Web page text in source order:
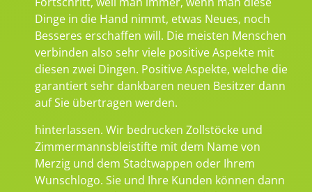
Dinge in die Hand nimmt, etwas Neues, noch
Besseres erschaffen will. Die meisten Menschen
verbinden also sehr viele positive Aspekte mit
diesen zwei Dingen. Positive Aspekte, welche die
garantiert sehr dankbaren neuen Besitzer dann
auf Sie übertragen werden.
hinterlassen. Wir bedrucken Zollstöcke und
Zimmermannsbleistifte mit dem Name von
Merzig und dem Stadtwappen oder Ihrem
Wunschlogo. Sie und Ihre Kunden können dann